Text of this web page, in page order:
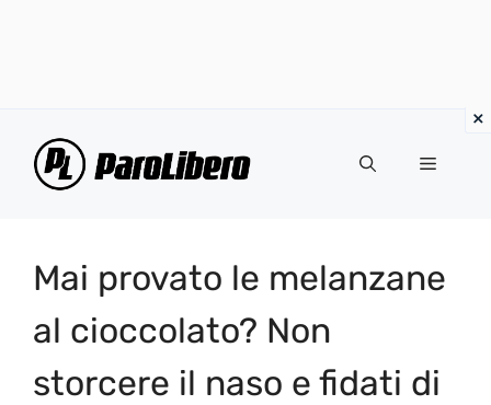
Menu
Mai provato le melanzane
al cioccolato? Non
storcere il naso e fidati di